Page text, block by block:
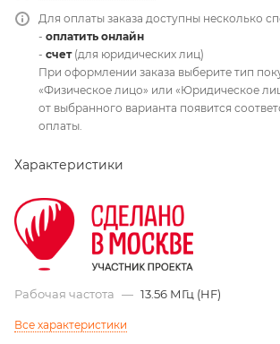
Для оплаты заказа доступны несколько
- оплатить онлайн
- счет(для юридических лиц)
При оформлении заказа выберите тип
«Физическое лицо» или «Юридическое
от выбранного варианта появится
оплаты.
Характеристики
Рабочая частота — 13.56 МГц (HF)
Все характеристики